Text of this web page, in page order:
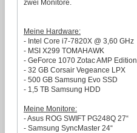
zwei Monitore.
Meine Hardware:
- Intel Core i7-7820X @ 3,60 GHz
- MSI X299 TOMAHAWK
- GeForce 1070 Zotac AMP Edition
- 32 GB Corsair Vegeance LPX
- 500 GB Samsung Evo SSD
- 1,5 TB Samsung HDD
Meine Monitore:
- Asus ROG SWIFT PG248Q 27“
- Samsung SyncMaster 24“